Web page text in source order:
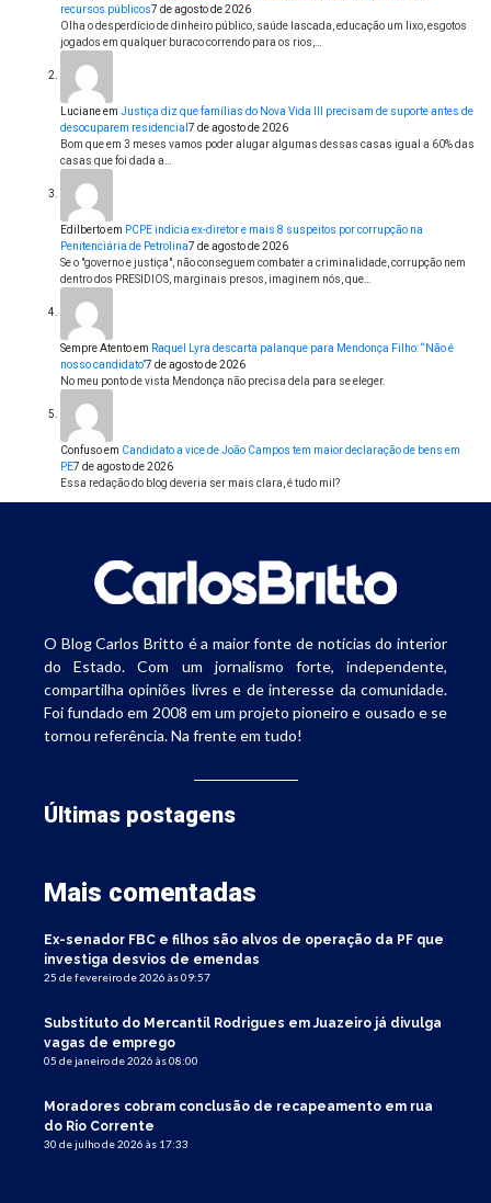
recursos públicos7 de agosto de 2026
Olha o desperdício de dinheiro público, saúde lascada, educação um lixo, esgotos
jogados em qualquer buraco correndo para os rios,…
Lucianeem Justiça diz que famílias do Nova Vida III precisam de suporte antes de
desocuparem residencial 7 de agosto de 2026
Bom que em 3 meses vamos poder alugar algumas dessas casas igual a 60% das
casas que foi dada a…
Edilbertoem PCPE indicia ex-diretor e mais 8 suspeitos por corrupção na
Penitenciária de Petrolina7 de agosto de 2026
Se o "governo e justiça", não conseguem combater a criminalidade, corrupção nem
dentro dos PRESIDIOS, marginais presos, imaginem nós, que…
Sempre Atentoem Raquel Lyra descarta palanque para Mendonça Filho: “Não é
nosso candidato”7 de agosto de 2026
No meu ponto de vista Mendonça não precisa dela para se eleger.
Confusoem Candidato a vice de João Campos tem maior declaração de bens em
PE7 de agosto de 2026
Essa redação do blog deveria ser mais clara, é tudo mil?
O Blog Carlos Britto é a maior fonte de notícias do interior
do Estado. Com um jornalismo forte, independente,
compartilha opiniões livres e de interesse da comunidade.
Foi fundado em 2008 em um projeto pioneiro e ousado e se
tornou referência. Na frente em tudo!
Últimas postagens
Mais comentadas
Ex-senador FBC e filhos são alvos de operação da PF que
investiga desvios de emendas
25 de fevereiro de 2026 às 09:57
Substituto do Mercantil Rodrigues em Juazeiro já divulga
vagas de emprego
05 de janeiro de 2026 às 08:00
Moradores cobram conclusão de recapeamento em rua
do Rio Corrente
30 de julho de 2026 às 17:33